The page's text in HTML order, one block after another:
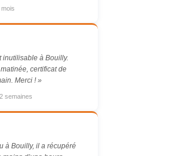
inutilisable à Bouilly.
certificat de
Merci ! »
semaines
à Bouilly, il a récupéré